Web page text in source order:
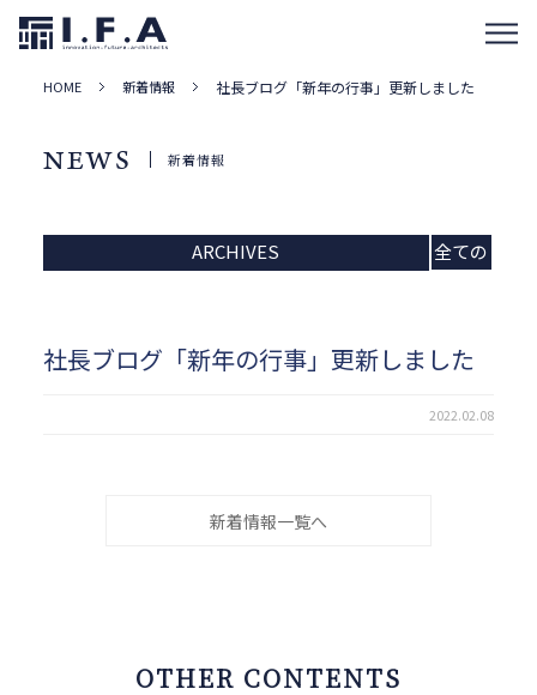
HOME 新着情報 社長ブログ「新年の行事」更新しました
NEWS 新着情報
ARCHIVES
全ての
社長ブログ「新年の行事」更新しました
2022.02.08
新着情報一覧へ
OTHER CONTENTS